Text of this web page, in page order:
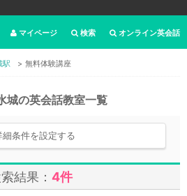
オンライン英会話
検索
マイページ
駅 無料体験講座
城の英会話教室一覧
細条件を設定する
結果： 4件